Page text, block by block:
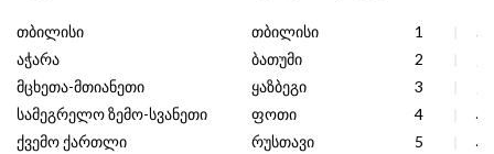
თბილისი თბილისი 1
აჭარა
ბათუმი 2
მცხეთა-მთიანეთი
ყაზბეგი 3
სამეგრელო ზემო-სვანეთი
ფოთი 4
ქვემო ქართლი
რუსთავი 5